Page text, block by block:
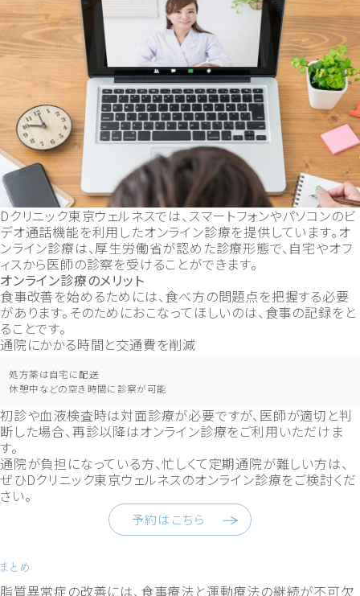
Dクリニック東京ウェルネスでは、スマートフォンやパソコンのビ
デオ通話機能を利用したオンライン診療を提供しています。オ
ンライン診療は、厚生労働省が認めた診療形態で、自宅やオフ
ィスから医師の診察を受けることができます。
オンライン診療のメリット
食事改善を始めるためには、食べ方の問題点を把握する必要
があります。そのためにおこなってほしいのは、食事の記録をと
ることです。
通院にかかる時間と交通費を削減
処方薬は自宅に配送
休憩中などの空き時間に診察が可能
初診や血液検査時は対面診療が必要ですが、医師が適切と判
断した場合、再診以降はオンライン診療をご利用いただけま
す。
通院が負担になっている方、忙しくて定期通院が難しい方は、
ぜひDクリニック東京ウェルネスのオンライン診療をご検討くだ
さい。
予約はこちら
まとめ
脂質異常症の改善には、食事療法と運動療法の継続が不可欠